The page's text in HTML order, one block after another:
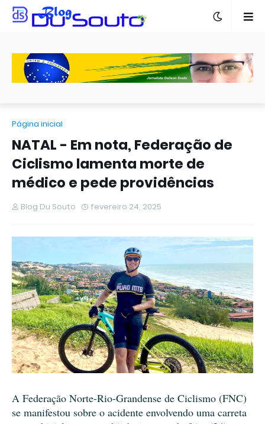
Página inicial
NATAL - Em nota, Federação de
Ciclismo lamenta morte de
médico e pede providências
Blog Du Souto fevereiro 24, 2025
A Federação Norte-Rio-Grandense de Ciclismo (FNC)
se manifestou sobre o acidente envolvendo uma carreta